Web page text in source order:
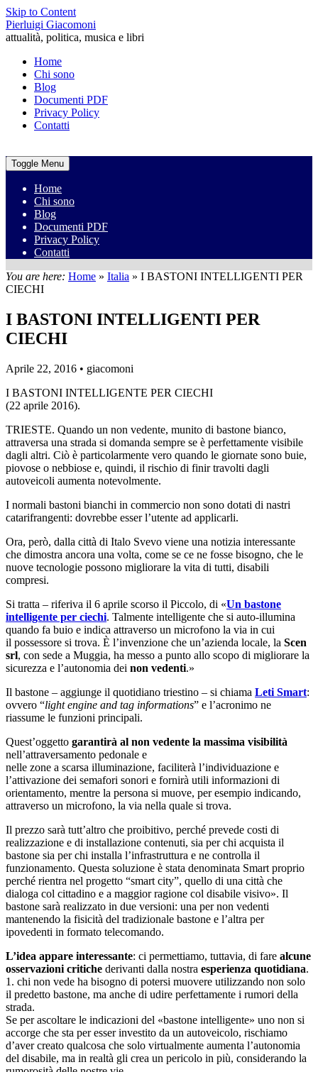
Skip to Content
Pierluigi Giacomoni
attualità, politica, musica e libri
Home
Chi sono
Blog
Documenti PDF
Privacy Policy
Contatti
Toggle Menu
Home
Chi sono
Blog
Documenti PDF
Privacy Policy
Contatti
You are here: Home » Italia » I BASTONI INTELLIGENTI PER
CIECHI
I BASTONI INTELLIGENTI PER
CIECHI
Aprile 22, 2016 • giacomoni
I BASTONI INTELLIGENTE PER CIECHI
(22 aprile 2016).
TRIESTE. Quando un non vedente, munito di bastone bianco,
attraversa una strada si domanda sempre se è perfettamente visibile
dagli altri. Ciò è particolarmente vero quando le giornate sono buie,
piovose o nebbiose e, quindi, il rischio di finir travolti dagli
autoveicoli aumenta notevolmente.
I normali bastoni bianchi in commercio non sono dotati di nastri
catarifrangenti: dovrebbe esser l’utente ad applicarli.
Ora, però, dalla città di Italo Svevo viene una notizia interessante
che dimostra ancora una volta, come se ce ne fosse bisogno, che le
nuove tecnologie possono migliorare la vita di tutti, disabili
compresi.
Si tratta – riferiva il 6 aprile scorso il Piccolo, di «Un bastone
intelligente per ciechi. Talmente intelligente che si auto-illumina
quando fa buio e indica attraverso un microfono la via in cui
il possessore si trova. È l’invenzione che un’azienda locale, la Scen
srl, con sede a Muggia, ha messo a punto allo scopo di migliorare la
sicurezza e l’autonomia dei non vedenti.»
Il bastone – aggiunge il quotidiano triestino – si chiama Leti Smart:
ovvero “light engine and tag informations” e l’acronimo ne
riassume le funzioni principali.
Quest’oggetto garantirà al non vedente la massima visibilità
nell’attraversamento pedonale e
nelle zone a scarsa illuminazione, faciliterà l’individuazione e
l’attivazione dei semafori sonori e fornirà utili informazioni di
orientamento, mentre la persona si muove, per esempio indicando,
attraverso un microfono, la via nella quale si trova.
Il prezzo sarà tutt’altro che proibitivo, perché prevede costi di
realizzazione e di installazione contenuti, sia per chi acquista il
bastone sia per chi installa l’infrastruttura e ne controlla il
funzionamento. Questa soluzione è stata denominata Smart proprio
perché rientra nel progetto “smart city”, quello di una città che
dialoga col cittadino e a maggior ragione col disabile visivo». Il
bastone sarà realizzato in due versioni: una per non vedenti
mantenendo la fisicità del tradizionale bastone e l’altra per
ipovedenti in formato telecomando.
L’idea appare interessante: ci permettiamo, tuttavia, di fare alcune
osservazioni critiche derivanti dalla nostra esperienza quotidiana.
1. chi non vede ha bisogno di potersi muovere utilizzando non solo
il predetto bastone, ma anche di udire perfettamente i rumori della
strada.
Se per ascoltare le indicazioni del «bastone intelligente» uno non si
accorge che sta per esser investito da un autoveicolo, rischiamo
d’aver creato qualcosa che solo virtualmente aumenta l’autonomia
del disabile, ma in realtà gli crea un pericolo in più, considerando la